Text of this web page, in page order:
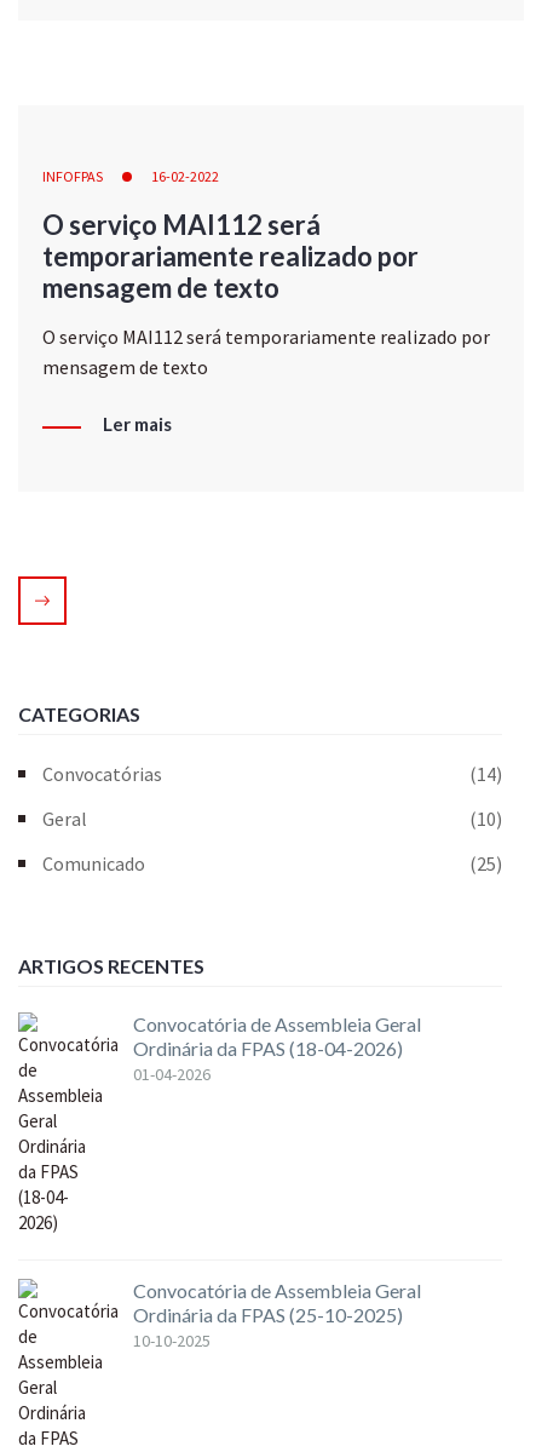
INFOFPAS 16-02-2022
O serviço MAI112 será
temporariamente realizado por
mensagem de texto
O serviço MAI112 será temporariamente realizado por
mensagem de texto
Ler mais
CATEGORIAS
Convocatórias
(14)
Geral
(10)
Comunicado
(25)
ARTIGOS RECENTES
Convocatória de Assembleia Geral
Ordinária da FPAS (18-04-2026)
01-04-2026
Convocatória de Assembleia Geral
Ordinária da FPAS (25-10-2025)
10-10-2025